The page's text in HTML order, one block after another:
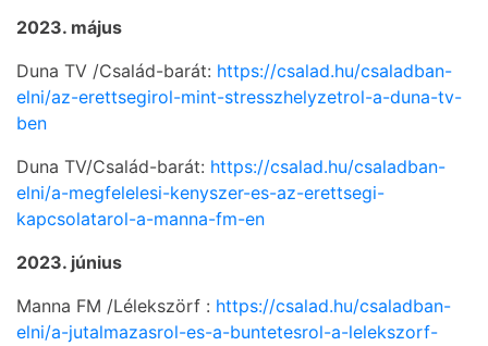
2023. május
Duna TV /Család-barát: https://csalad.hu/csaladban-
elni/az-erettsegirol-mint-stresszhelyzetrol-a-duna-tv-
ben
Duna TV/Család-barát: https://csalad.hu/csaladban-
elni/a-megfelelesi-kenyszer-es-az-erettsegi-
kapcsolatarol-a-manna-fm-en
2023. június
Manna FM /Lélekszörf : https://csalad.hu/csaladban-
elni/a-jutalmazasrol-es-a-buntetesrol-a-lelekszorf-